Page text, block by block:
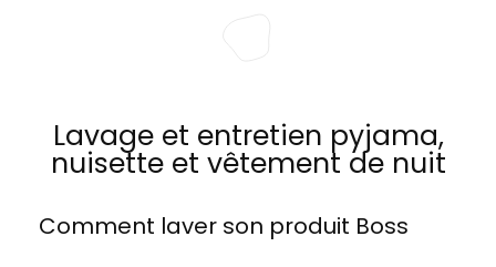
Lavage et entretien pyjama,
nuisette et vêtement de nuit
Comment laver son produit Boss